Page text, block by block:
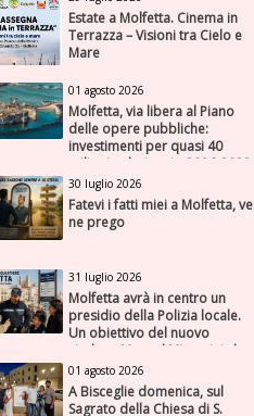
Estate a Molfetta. Cinema in
Terrazza – Visioni tra Cielo e
Mare
01 agosto 2026
Molfetta, via libera al Piano
delle opere pubbliche:
investimenti per quasi 40
milioni nel triennio 2026-2028
30 luglio 2026
Fatevi i fatti miei a Molfetta, ve
ne prego
31 luglio 2026
Molfetta avrà in centro un
presidio della Polizia locale.
Un obiettivo del nuovo
sindaco Manuel Minervini che
diviene realtà, con la speranza
di maggiore efficienza e
presenza sul territorio
01 agosto 2026
A Bisceglie domenica, sul
Sagrato della Chiesa di S.